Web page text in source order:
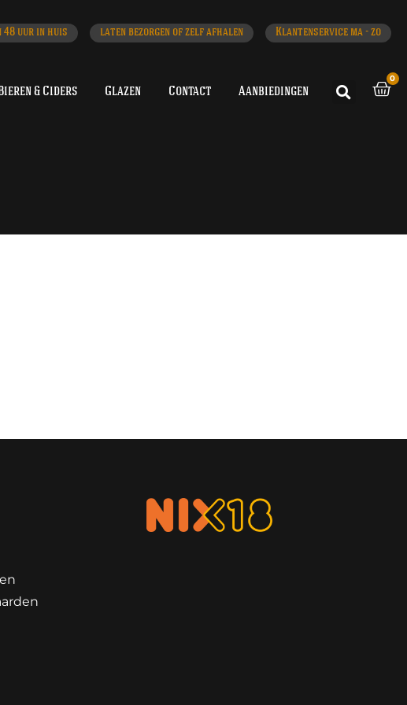
48 uur in huis laten bezorgen of zelf afhalen Klantenservice ma - zo
& Ciders Glazen Contact Aanbiedingen
0